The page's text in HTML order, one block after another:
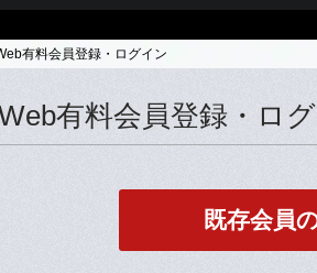
有料会員登録・ログイン
有料会員登録・ロ
既存会員